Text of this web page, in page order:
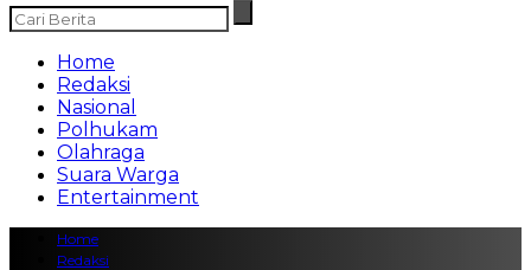
Home
Redaksi
Nasional
Polhukam
Olahraga
Suara Warga
Entertainment
Home
Redaksi